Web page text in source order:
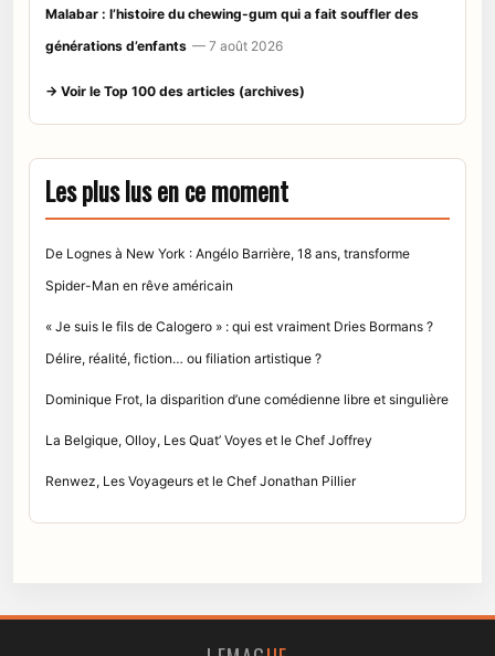
Malabar : l’histoire du chewing-gum qui a fait souffler des
générations d’enfants — 7 août 2026
→ Voir le Top 100 des articles (archives)
Les plus lus en ce moment
De Lognes à New York : Angélo Barrière, 18 ans, transforme
Spider-Man en rêve américain
« Je suis le fils de Calogero » : qui est vraiment Dries Bormans ?
Délire, réalité, fiction… ou filiation artistique ?
Dominique Frot, la disparition d’une comédienne libre et singulière
La Belgique, Olloy, Les Quat’ Voyes et le Chef Joffrey
Renwez, Les Voyageurs et le Chef Jonathan Pillier